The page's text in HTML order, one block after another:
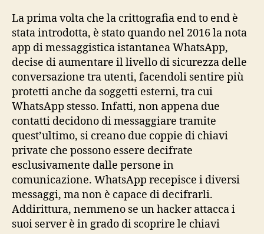
La prima volta che la crittografia end to end è
stata introdotta, è stato quando nel 2016 la nota
app di messaggistica istantanea WhatsApp,
decise di aumentare il livello di sicurezza delle
conversazione tra utenti, facendoli sentire più
protetti anche da soggetti esterni, tra cui
WhatsApp stesso. Infatti, non appena due
contatti decidono di messaggiare tramite
quest’ultimo, si creano due coppie di chiavi
private che possono essere decifrate
esclusivamente dalle persone in
comunicazione. WhatsApp recepisce i diversi
messaggi, ma non è capace di decifrarli.
Addirittura, nemmeno se un hacker attacca i
suoi server è in grado di scoprire le chiavi